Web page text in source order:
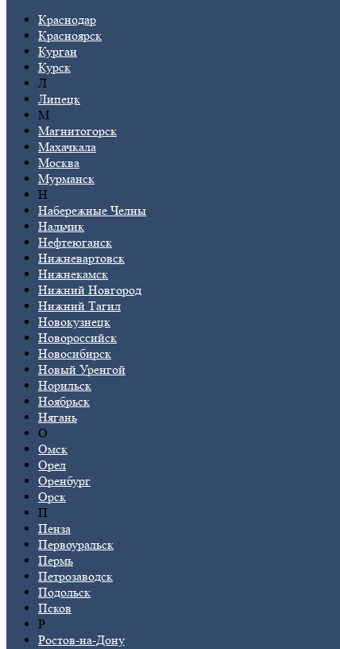
Краснодар
Красноярск
Курган
Курск
Л
Липецк
М
Магнитогорск
Махачкала
Москва
Мурманск
Н
Набережные Челны
Нальчик
Нефтеюганск
Нижневартовск
Нижнекамск
Нижний Новгород
Нижний Тагил
Новокузнецк
Новороссийск
Новосибирск
Новый Уренгой
Норильск
Ноябрьск
Нягань
О
Омск
Орел
Оренбург
Орск
П
Пенза
Первоуральск
Пермь
Петрозаводск
Подольск
Псков
Р
Ростов-на-Дону